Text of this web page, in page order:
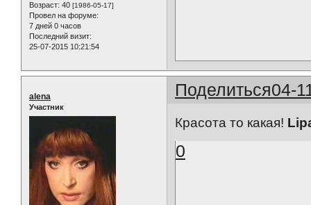
Возраст: 40 [1986-05-17]
Провел на форуме:
7 дней 0 часов
Последний визит:
25-07-2015 10:21:54
Поделиться04-
alena
Участник
Красота то какая!
0